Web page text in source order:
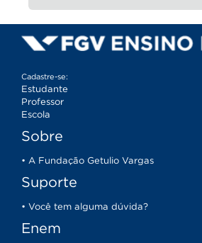
Cadastre-se:
Estudante
Professor
Escola
Sobre
• A Fundação Getulio Vargas
Suporte
• Você tem alguma dúvida?
Enem